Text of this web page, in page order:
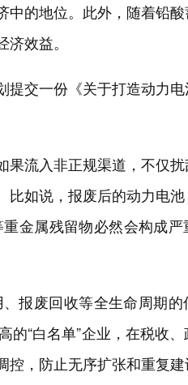
的地位。此外，随着铅酸
效益。
交一份《关于打造动力
果流入非正规渠道，不仅
比如说，报废后的动力电
金属残留物必然会构成
报废回收等全生命周期的
“白名单”企业，在税收
控，防止无序扩张和重复